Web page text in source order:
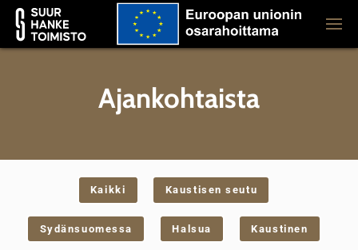
Ajankohtaista
Kaikki Kaustisen seutu
Sydänsuomessa Halsua Kaustinen